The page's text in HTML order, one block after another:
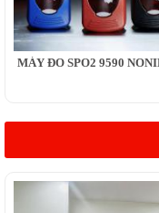
MÁY ĐO SPO2 9590